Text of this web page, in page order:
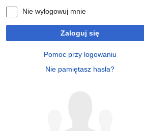
Nie wylogowuj mnie
Zaloguj się
Pomoc przy logowaniu
Nie pamiętasz hasła?